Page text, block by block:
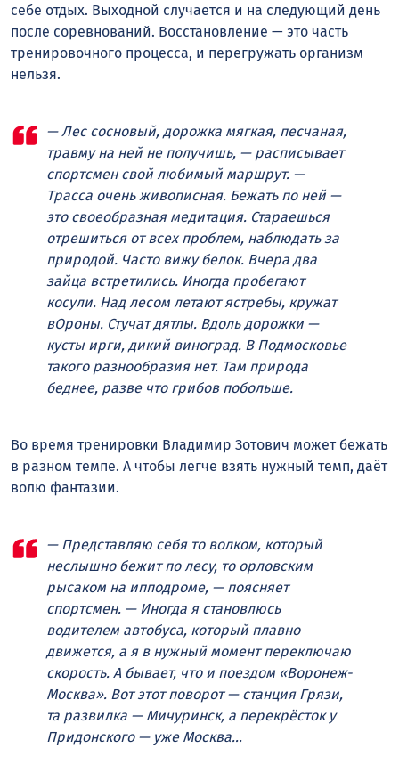
себе отдых. Выходной случается и на следующий день
после соревнований. Восстановление — это часть
тренировочного процесса, и перегружать организм
нельзя.
— Лес сосновый, дорожка мягкая, песчаная,
травму на ней не получишь, — расписывает
спортсмен свой любимый маршрут. —
Трасса очень живописная. Бежать по ней —
это своеобразная медитация. Стараешься
отрешиться от всех проблем, наблюдать за
природой. Часто вижу белок. Вчера два
зайца встретились. Иногда пробегают
косули. Над лесом летают ястребы, кружат
вОроны. Стучат дятлы. Вдоль дорожки —
кусты ирги, дикий виноград. В Подмосковье
такого разнообразия нет. Там природа
беднее, разве что грибов побольше.
Во время тренировки Владимир Зотович может бежать
в разном темпе. А чтобы легче взять нужный темп, даёт
волю фантазии.
— Представляю себя то волком, который
неслышно бежит по лесу, то орловским
рысаком на ипподроме, — поясняет
спортсмен. — Иногда я становлюсь
водителем автобуса, который плавно
движется, а я в нужный момент переключаю
скорость. А бывает, что и поездом «Воронеж-
Москва». Вот этот поворот — станция Грязи,
та развилка — Мичуринск, а перекрёсток у
Придонского — уже Москва…